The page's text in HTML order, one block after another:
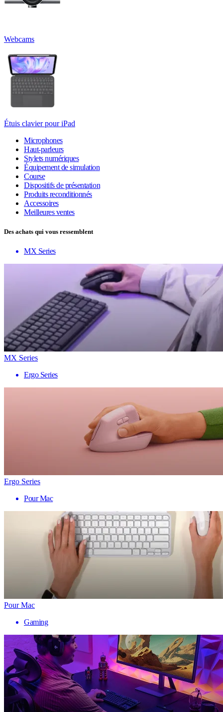
Webcams
Étuis clavier pour iPad
Microphones
Haut-parleurs
Stylets numériques
Équipement de simulation
Course
Dispositifs de présentation
Produits reconditionnés
Accessoires
Meilleures ventes
Des achats qui vous ressemblent
MX Series
MX Series
Ergo Series
Ergo Series
Pour Mac
Pour Mac
Gaming